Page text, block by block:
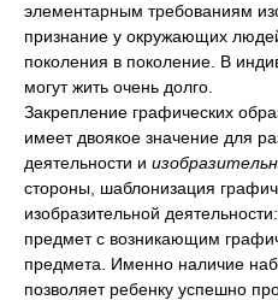
элементарным требованиям
признание у окружающих
поколения в поколение. В
могут жить очень долго.
Закрепление графических
имеет двоякое значение для
деятельности и
стороны, шаблонизация
изобразительной
предмет с возникающим
предмета. Именно наличие
позволяет ребенку успешно